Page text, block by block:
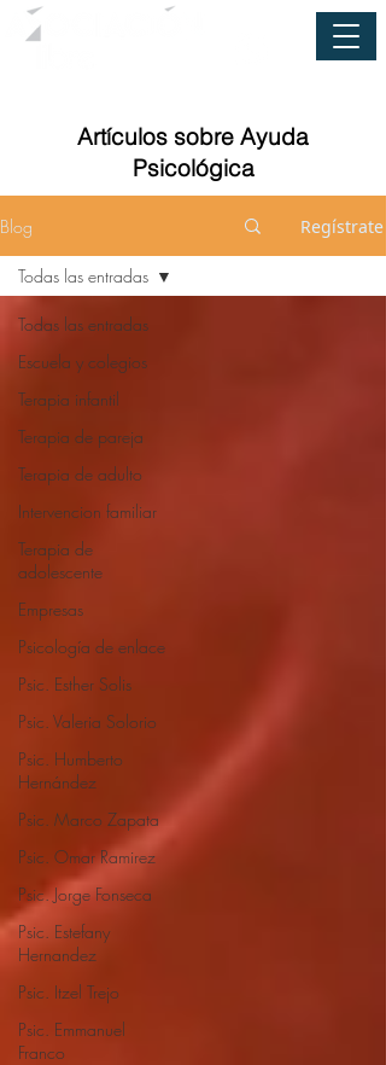
Artículos sobre Ayuda
Psicológica
Blog Regístrate
Todas las entradas
Escuela y colegios
Terapia infantil
Terapia de pareja
Terapia de adulto
Intervencion familiar
Terapia de
adolescente
Empresas
Psicología de enlace
Psic. Esther Solis
Psic. Valeria Solorio
Psic. Humberto
Hernández
Psic. Marco Zapata
Psic. Omar Ramirez
Psic. Jorge Fonseca
Psic. Estefany
Hernandez
Psic. Itzel Trejo
Psic. Emmanuel
Franco
Todas las entradas